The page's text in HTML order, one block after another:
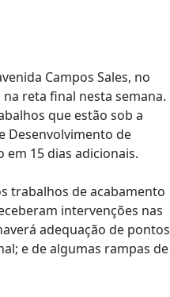
Campos Sales, no
reta final nesta semana.
que estão sob a
Desenvolvimento de
em 15 dias adicionais.
trabalhos de acabamento
intervenções nas
adequação de pontos
e de algumas rampas de